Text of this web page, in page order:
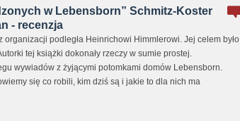
w Lebensborn” Schmitz-Koster
- recenzja
podległa Heinrichowi Himmlerowi. Jej celem było
tej książki dokonały rzeczy w sumie prostej.
wywiadów z żyjącymi potomkami domów Lebensborn.
się co robili, kim dziś są i jakie to dla nich ma